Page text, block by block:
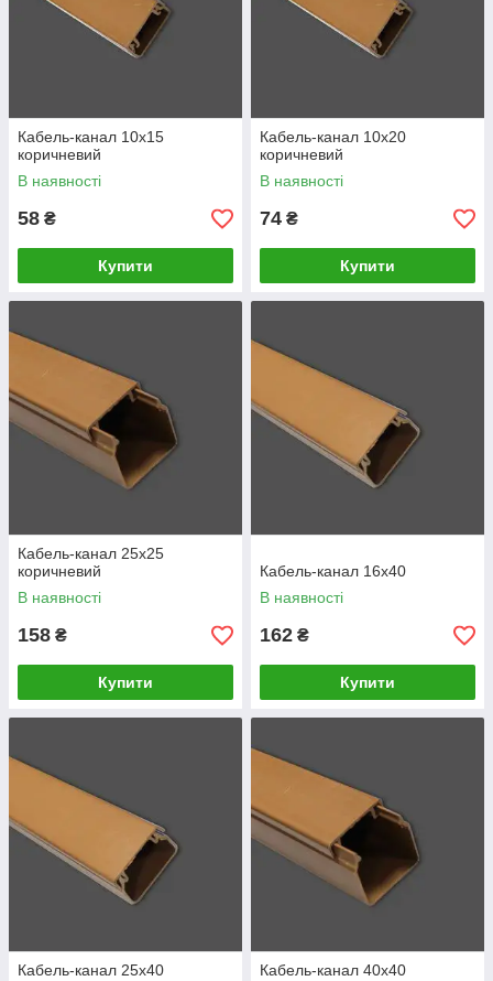
Кабель-канал 10х15
коричневий
В наявності
58 ₴
Купити
Кабель-канал 10х20
коричневий
В наявності
74 ₴
Купити
Кабель-канал 25х25
коричневий
В наявності
158 ₴
Купити
Кабель-канал 16х40
В наявності
162 ₴
Купити
Кабель-канал 25х40
Кабель-канал 40х40